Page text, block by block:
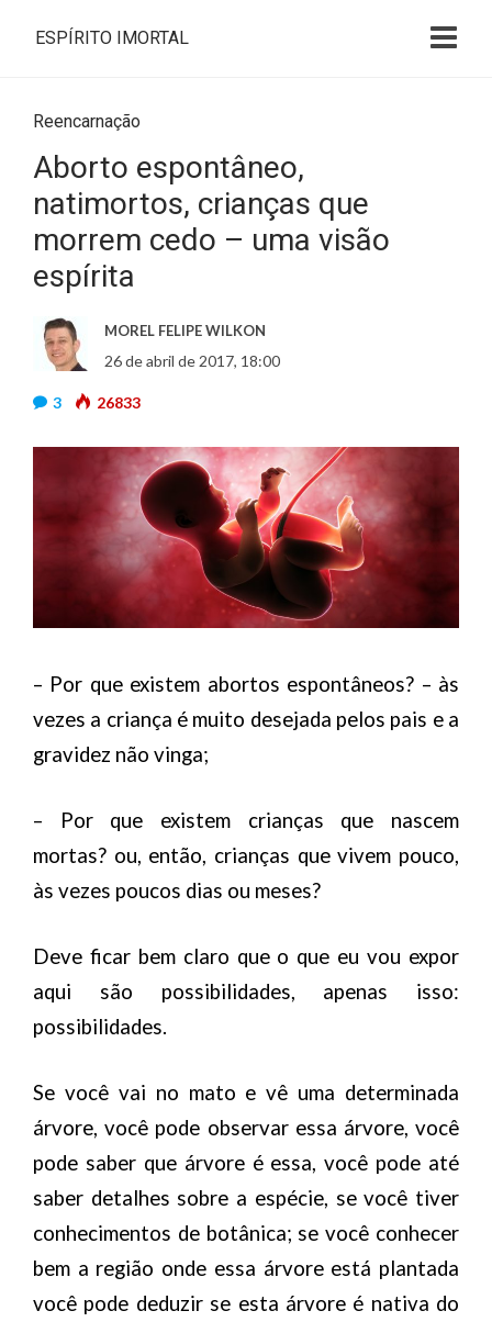
ESPÍRITO IMORTAL
Reencarnação
Aborto espontâneo,
natimortos, crianças que
morrem cedo – uma visão
espírita
MOREL FELIPE WILKON
26 de abril de 2017, 18:00
3 26833
– Por que existem abortos espontâneos? – às
vezes a criança é muito desejada pelos pais e a
gravidez não vinga;
– Por que existem crianças que nascem
mortas? ou, então, crianças que vivem pouco,
às vezes poucos dias ou meses?
Deve ficar bem claro que o que eu vou expor
aqui são possibilidades, apenas isso:
possibilidades.
Se você vai no mato e vê uma determinada
árvore, você pode observar essa árvore, você
pode saber que árvore é essa, você pode até
saber detalhes sobre a espécie, se você tiver
conhecimentos de botânica; se você conhecer
bem a região onde essa árvore está plantada
você pode deduzir se esta árvore é nativa do